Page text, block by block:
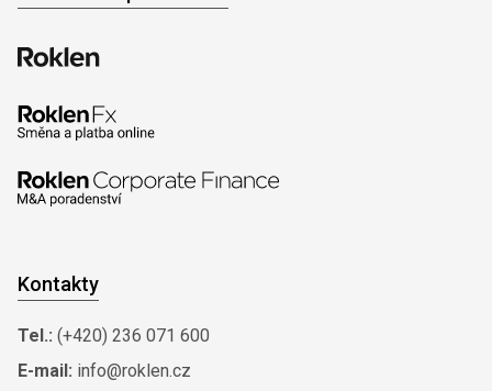
Kontakty
Tel.: (+420) 236 071 600
E-mail: info@roklen.cz